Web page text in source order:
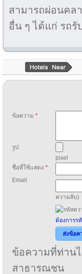
สามารถผ่อนคล
อื่น ๆ ได้แก่ รถรั
ข้อความ *
รูป
pixel
ชื่อที่ใช้แสดง *
Email
ความลับ)
ต้องการร
ส่งข้อค
ข้อความที่ท่าน
สาธารณชน